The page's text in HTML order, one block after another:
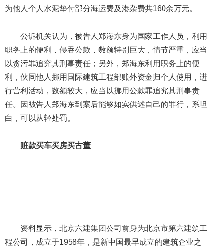
为他人个人水泥垫付部分海运费及港杂费共160余万元。
公诉机关认为，被告人郑海东身为国家工作人员，利用
职务上的便利，侵吞公款，数额特别巨大，情节严重，应当
以贪污罪追究其刑事责任；另外，郑海东利用职务上的便
利，伙同他人挪用国际建筑工程部账外资金归个人使用，进
行营利活动，数额较大，应当以挪用公款罪追究其刑事责
任。因被告人郑海东到案后能够如实供述自己的罪行，系坦
白，可以从轻处罚。
赃款买车买房买古董
资料显示，北京六建集团公司前身为北京市第六建筑工
程公司，成立于1958年，是新中国最早成立的建筑企业之